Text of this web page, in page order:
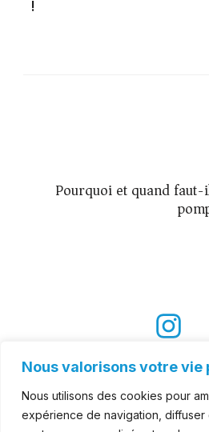
Nous valorisons votre vie
Nous utilisons des cookies pour
expérience de navigation, diffuser
!
Pourquoi et quand
Suivez nous sur les réseaux